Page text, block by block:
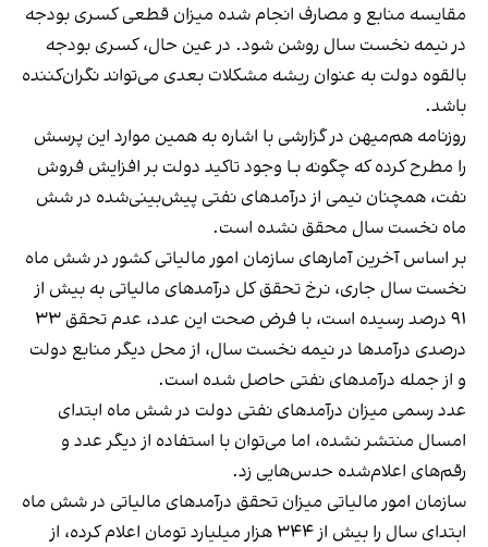
مقایسه منابع و مصارف انجام شده میزان قطعی کسری بودجه
در نیمه نخست سال روشن شود. در عین حال، کسری بودجه
بالقوه دولت به عنوان ریشه مشکلات بعدی می‌تواند نگران‌کننده
باشد.
روزنامه هم‌میهن در گزارشی با اشاره به همین موارد این پرسش
را مطرح کرده که چگونه بـا وجود تاکید دولت بر افزایش فروش
نفت، همچنان نیمی از درآمدهای نفتی پیش‌بینی‌شده در شش
ماه نخست سال محقق نشده است.
بر اساس آخرین آمارهای سازمان امور مالیاتی کشور در شش ماه
نخست سال جاری، نرخ تحقق کل درآمدهای مالیاتی به بیش از
۹۱ درصد رسیده است، با فرض صحت این عدد، عدم تحقق ۳۳
درصدی درآمدها در نیمه نخست سال، از محل دیگر منابع دولت
و از جمله درآمدهای نفتی حاصل شده است.
عدد رسمی میزان درآمدهای نفتی دولت در شش ماه ابتدای
امسال منتشر نشده، اما می‌توان با استفاده از دیگر عدد و
رقم‌های اعلام‌شده حدس‌هایی زد.
سازمان امور مالیاتی میزان تحقق درآمدهای مالیاتی در شش ماه
ابتدای سال را بیش از ۳۴۴ هزار میلیارد تومان اعلام کرده، از